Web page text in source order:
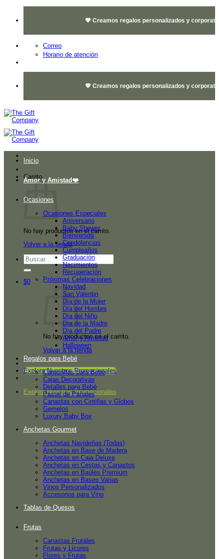
💖 Creamos regalos personalizados y
Correo
Horario de atención
💖 Creamos regalos personalizados y
Carrito
No hay productos en el carrito.
Volver a la tienda
Buscar
por:
$0
No hay productos en el carrito.
Volver a la tienda
Explora Nuestros Promocionales
Explora Nuestros Promocionales
Inicio
Amor y Amistad❤️
Ocasiones
Ocasiones Especiales
Aniversario
Baby Shower
Bienvenida
Condolencias
Cumpleaños
Graduación
Nacimientos
Recuperación
Próximas Celebraciones
Navidad
San Valentin
Día de la Mujer
Día del Hombre
Día del Niño
Día de la Madre
Día del Padre
Amor y Amistad
Halloween
Regalos para Bebé
Canastillas para Bebé
Cajas Decorativas
Detalles para Bebé
Pastel de Pañales
Canastas con Cintillas y Globos
Gemelos
Luxury Baby Box
Anchetas Gourmet
Anchetas Navideñas (Todas)
Anchetas en Base de Madera
Anchetas en Caja Deluxe
Anchetas en Cestas y Canastos
Anchetas en Baúles Premium
Anchetas en Bases Varias
Vinos Personalizados
Accesorios para Vino
Tablas de Quesos
Frutas
Canastas Frutales
Frutas y Licores
Flores y Frutas